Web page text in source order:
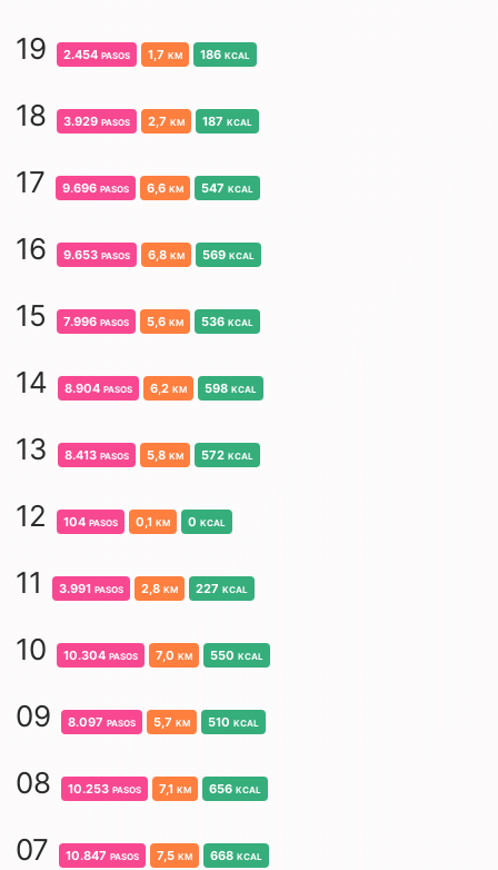
19 2.454 pasos 1,7 km 186 kcal
18 3.929 pasos 2,7 km 187 kcal
17 9.696 pasos 6,6 km 547 kcal
16 9.653 pasos 6,8 km 569 kcal
15 7.996 pasos 5,6 km 536 kcal
14 8.904 pasos 6,2 km 598 kcal
13 8.413 pasos 5,8 km 572 kcal
12 104 pasos 0,1 km 0 kcal
11 3.991 pasos 2,8 km 227 kcal
10 10.304 pasos 7,0 km 550 kcal
09 8.097 pasos 5,7 km 510 kcal
08 10.253 pasos 7,1 km 656 kcal
07 10.847 pasos 7,5 km 668 kcal